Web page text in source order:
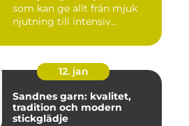
som kan ge allt från mjuk
njutning till intensiv...
12. jan
Sandnes garn: kvalitet,
tradition och modern
stickglädje